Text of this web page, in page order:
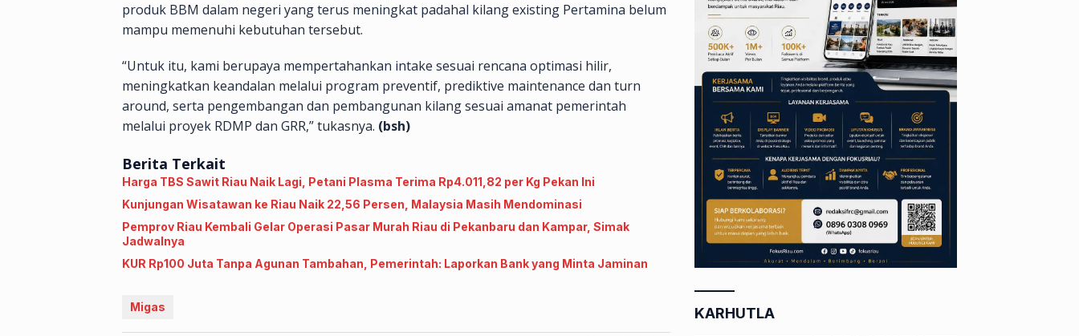
produk BBM dalam negeri yang terus meningkat padahal kilang existing Pertamina belum
mampu memenuhi kebutuhan tersebut.
“Untuk itu, kami berupaya mempertahankan intake sesuai rencana optimasi hilir,
meningkatkan keandalan melalui program preventif, prediktive maintenance dan turn
around, serta pengembangan dan pembangunan kilang sesuai amanat pemerintah
melalui proyek RDMP dan GRR,” tukasnya. (bsh)
Berita Terkait
Harga TBS Sawit Riau Naik Lagi, Petani Plasma Terima Rp4.011,82 per Kg Pekan Ini
Kunjungan Wisatawan ke Riau Naik 22,56 Persen, Malaysia Masih Mendominasi
Pemprov Riau Kembali Gelar Operasi Pasar Murah Riau di Pekanbaru dan Kampar, Simak
Jadwalnya
KUR Rp100 Juta Tanpa Agunan Tambahan, Pemerintah: Laporkan Bank yang Minta Jaminan
Migas KARHUTLA